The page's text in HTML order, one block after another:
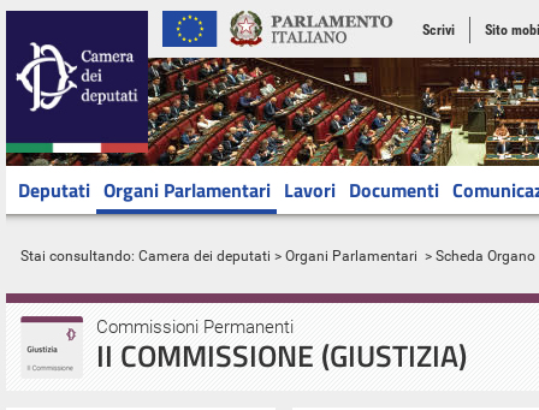
Scrivi Sito
Deputati Organi Parlamentari Lavori Documenti
Stai consultando: Camera dei deputati > Organi Parlamentari > Scheda Organo
Commissioni Permanenti
II COMMISSIONE (GIUSTIZIA)